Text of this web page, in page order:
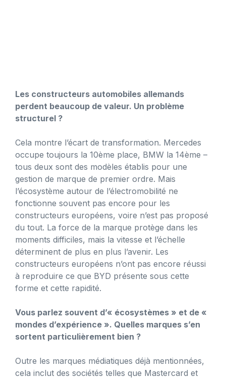
Les constructeurs automobiles allemands
perdent beaucoup de valeur. Un problème
structurel ?
Cela montre l’écart de transformation. Mercedes
occupe toujours la 10ème place, BMW la 14ème –
tous deux sont des modèles établis pour une
gestion de marque de premier ordre. Mais
l’écosystème autour de l’électromobilité ne
fonctionne souvent pas encore pour les
constructeurs européens, voire n’est pas proposé
du tout. La force de la marque protège dans les
moments difficiles, mais la vitesse et l’échelle
déterminent de plus en plus l’avenir. Les
constructeurs européens n’ont pas encore réussi
à reproduire ce que BYD présente sous cette
forme et cette rapidité.
Vous parlez souvent d’« écosystèmes » et de «
mondes d’expérience ». Quelles marques s’en
sortent particulièrement bien ?
Outre les marques médiatiques déjà mentionnées,
cela inclut des sociétés telles que Mastercard et